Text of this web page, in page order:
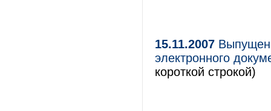
15.11.2007
электронного
короткой строкой)